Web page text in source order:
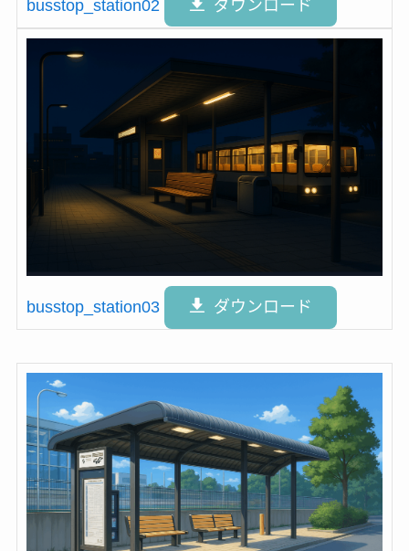
busstop_station02 ダウンロード
busstop_station03 ダウンロード